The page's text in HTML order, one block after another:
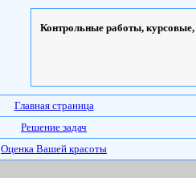
Контрольные работы,
Главная страница
Решение задач
Оценка Вашей красоты